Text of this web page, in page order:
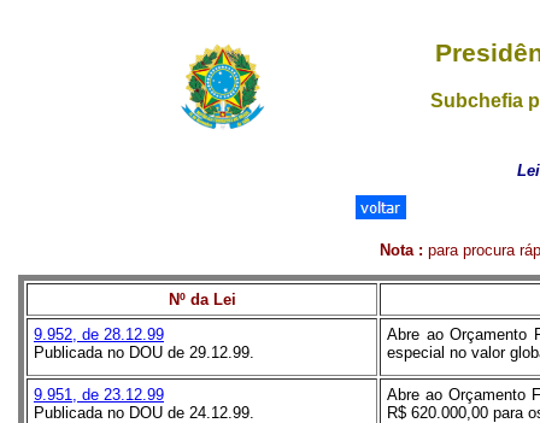
Subchefia
Nota : para procura
Nº da Lei
9.952, de 28.12.99
Publicada no DOU de 29.12.99.
Abre ao Orçamento
especial no valor
9.951, de 23.12.99
Publicada no DOU de 24.12.99.
Abre ao Orçamento
R$ 620.000,00 para